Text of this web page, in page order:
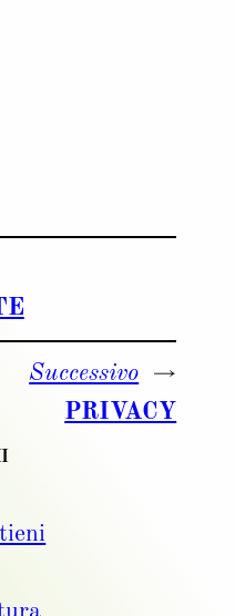
Successivo
→
PRIVACY